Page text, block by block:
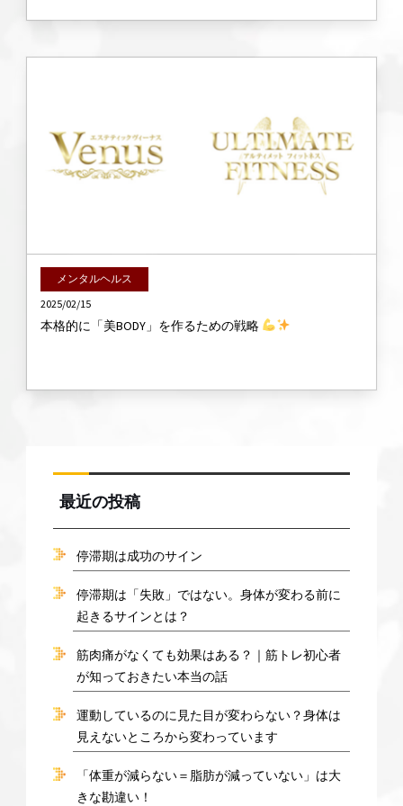
メンタルヘルス
2025/02/15
本格的に「美BODY」を作るための戦略
最近の投稿
停滞期は成功のサイン
停滞期は「失敗」ではない。身体が変わる前に
起きるサインとは？
筋肉痛がなくても効果はある？｜筋トレ初心者
が知っておきたい本当の話
運動しているのに見た目が変わらない？身体は
見えないところから変わっています
「体重が減らない＝脂肪が減っていない」は大
きな勘違い！